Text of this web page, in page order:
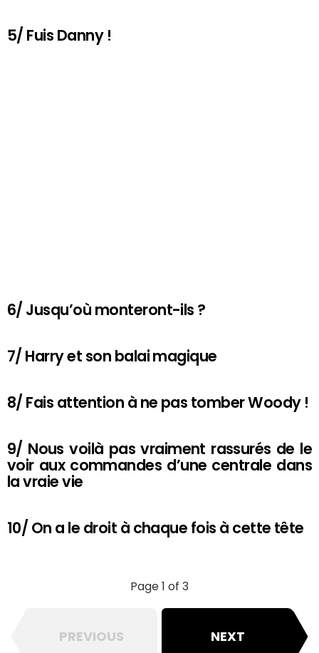
5/ Fuis Danny !
6/ Jusqu’où monteront-ils ?
7/ Harry et son balai magique
8/ Fais attention à ne pas tomber Woody !
9/ Nous voilà pas vraiment rassurés de le
voir aux commandes d’une centrale dans
la vraie vie
10/ On a le droit à chaque fois à cette tête
Page 1 of 3
PREVIOUS NEXT